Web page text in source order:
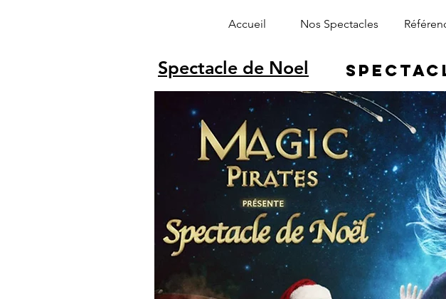
Accueil Nos Spectacles
Spectacle de Noel
Alphonse le magicien